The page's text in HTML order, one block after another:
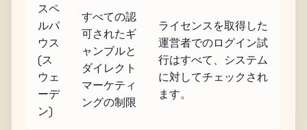
スペ
ルパ
ウス
(ス
ウェ
ーデ
ン)
すべての認
可されたギ
ャンブルと
ダイレクト
マーケティ
ングの制限
ライセンスを取得した
運営者でのログイン試
行はすべて、システム
に対してチェックされ
ます。